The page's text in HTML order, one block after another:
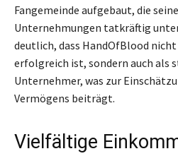
Fangemeinde aufgebaut, die
Unternehmungen tatkräftig
deutlich, dass HandOfBlood
erfolgreich ist, sondern auch als
Unternehmer, was zur
Vermögens beiträgt.
Vielfältige